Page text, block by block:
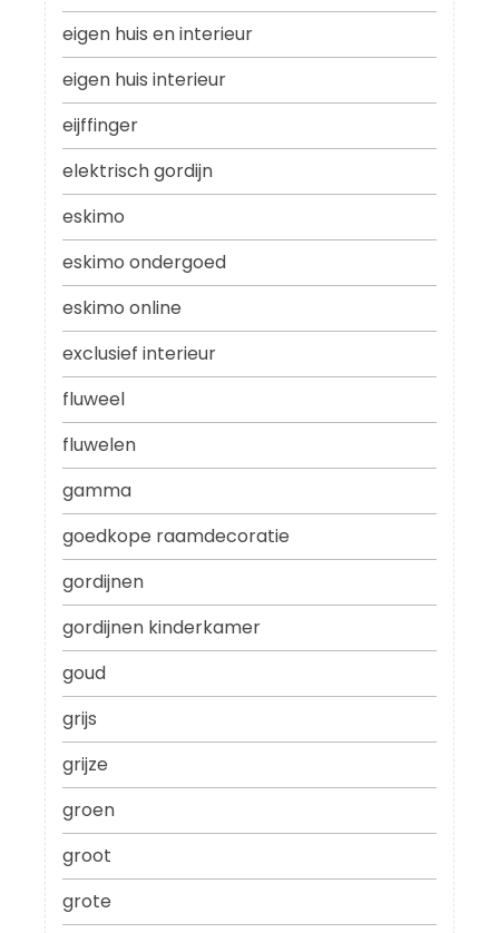
eigen huis en interieur
eigen huis interieur
eijffinger
elektrisch gordijn
eskimo
eskimo ondergoed
eskimo online
exclusief interieur
fluweel
fluwelen
gamma
goedkope raamdecoratie
gordijnen
gordijnen kinderkamer
goud
grijs
grijze
groen
groot
grote